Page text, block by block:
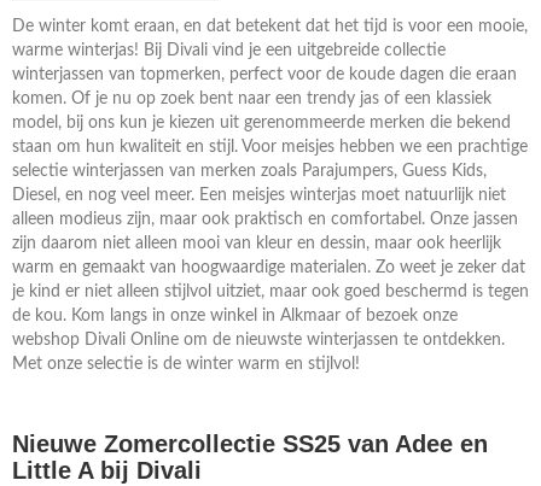
De winter komt eraan, en dat betekent dat het tijd is voor een mooie,
warme winterjas! Bij Divali vind je een uitgebreide collectie
winterjassen van topmerken, perfect voor de koude dagen die eraan
komen. Of je nu op zoek bent naar een trendy jas of een klassiek
model, bij ons kun je kiezen uit gerenommeerde merken die bekend
staan om hun kwaliteit en stijl. Voor meisjes hebben we een prachtige
selectie winterjassen van merken zoals Parajumpers, Guess Kids,
Diesel, en nog veel meer. Een meisjes winterjas moet natuurlijk niet
alleen modieus zijn, maar ook praktisch en comfortabel. Onze jassen
zijn daarom niet alleen mooi van kleur en dessin, maar ook heerlijk
warm en gemaakt van hoogwaardige materialen. Zo weet je zeker dat
je kind er niet alleen stijlvol uitziet, maar ook goed beschermd is tegen
de kou. Kom langs in onze winkel in Alkmaar of bezoek onze
webshop Divali Online om de nieuwste winterjassen te ontdekken.
Met onze selectie is de winter warm en stijlvol!
Nieuwe Zomercollectie SS25 van Adee en
Little A bij Divali